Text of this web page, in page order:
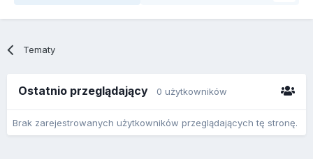
Tematy
Ostatnio przeglądający 0 użytkowników
Brak zarejestrowanych użytkowników przeglądających tę stronę.